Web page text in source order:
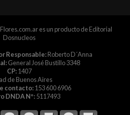
es un producto de Editorial
Dosnucleos
Responsable:Roberto D´Anna
General José Bustillo 3348
CP:1407
de Buenos Aires
contacto:153 600 6906
DNDA Nº:5117493